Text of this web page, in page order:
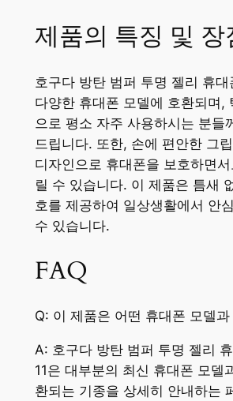
제품의 특징 및 장
호구다 방탄 범퍼 투명 젤리 휴대
다양한 휴대폰 모델에 호환되며,
으로 평소 자주 사용하시는 분들
드립니다. 또한, 손에 편안한 그
디자인으로 휴대폰을 보호하면
릴 수 있습니다. 이 제품은 틈새
호를 제공하여 일상생활에서 안
수 있습니다.
FAQ
Q: 이 제품은 어떤 휴대폰 모델
A: 호구다 방탄 범퍼 투명 젤리
11은 대부분의 최신 휴대폰 모델
환되는 기종을 상세히 안내하는